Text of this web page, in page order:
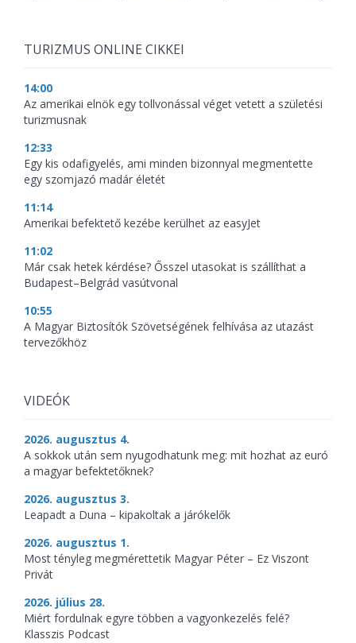
TURIZMUS ONLINE CIKKEI
14:00
Az amerikai elnök egy tollvonással véget vetett a születési
turizmusnak
12:33
Egy kis odafigyelés, ami minden bizonnyal megmentette
egy szomjazó madár életét
11:14
Amerikai befektető kezébe kerülhet az easyJet
11:02
Már csak hetek kérdése? Ősszel utasokat is szállíthat a
Budapest–Belgrád vasútvonal
10:55
A Magyar Biztosítók Szövetségének felhívása az utazást
tervezőkhöz
VIDEÓK
2026. augusztus 4.
A sokkok után sem nyugodhatunk meg: mit hozhat az euró
a magyar befektetőknek?
2026. augusztus 3.
Leapadt a Duna – kipakoltak a járókelők
2026. augusztus 1.
Most tényleg megmérettetik Magyar Péter – Ez Viszont
Privát
2026. július 28.
Miért fordulnak egyre többen a vagyonkezelés felé?
Klasszis Podcast